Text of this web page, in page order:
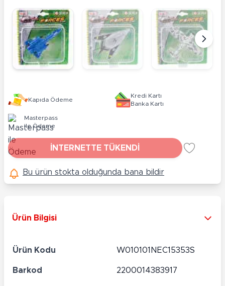
Kapıda Ödeme
Kredi Kartı
Banka Kartı
Masterpass
ile Ödeme
İNTERNETTE TÜKENDİ
Bu ürün stokta olduğunda bana bildir
Ürün Bilgisi
Ürün Kodu W010101NEC15353S
Barkod 2200014383917